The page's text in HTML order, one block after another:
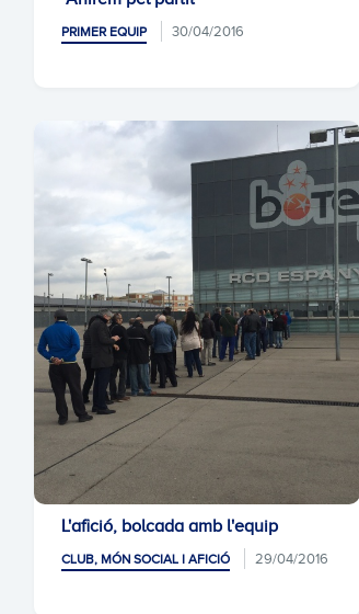
PRIMER EQUIP 30/04/2016
L'afició, bolcada amb l'equip
CLUB, MÓN SOCIAL I AFICIÓ 29/04/2016